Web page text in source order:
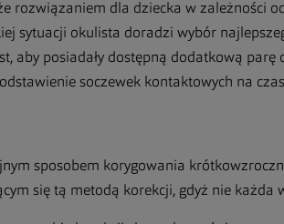
rozwiązaniem dla dziecka w zależności
sytuacji okulista doradzi wybór
aby posiadały dostępną dodatkową
soczewek kontaktowych na
sposobem korygowania
się tą metodą korekcji, gdyż nie